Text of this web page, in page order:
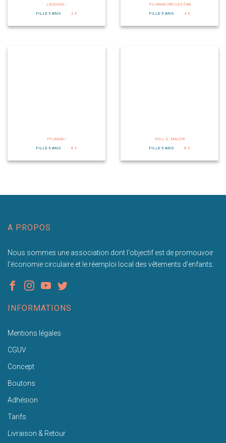
LEGGING /
FILLE 5 ANS
3 €
PYJAMA ORCHESTRA
FILLE 5 ANS
4 €
PYJAMA /
FILLE 5 ANS
8 €
PULL S. MAJOR
FILLE 5 ANS
8 €
A PROPOS
Nous sommes une association dont l'objectif est de promouvoir
l'économie circulaire et le réemploi local des vêtements d'enfants.
INFORMATIONS
Mentions légales
CGUV
Concept
Boutons
Adhésion
Tarifs
Livraison & Retour